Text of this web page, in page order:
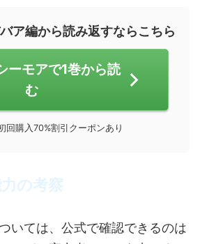
ア編から読み返すならこちら
ーモアで1巻から読
む
回購入70%割引クーポンあり
の考察
いては、公式で確認できるのは